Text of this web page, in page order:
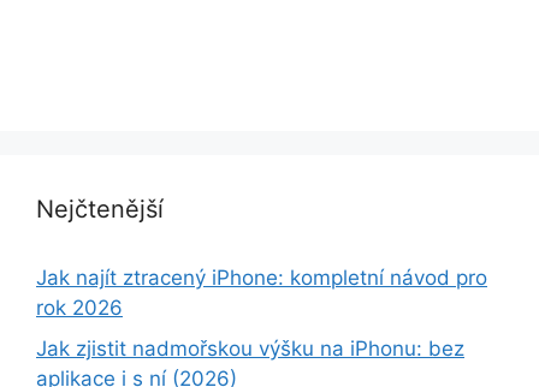
Nejčtenější
Jak najít ztracený iPhone: kompletní návod pro
rok 2026
Jak zjistit nadmořskou výšku na iPhonu: bez
aplikace i s ní (2026)